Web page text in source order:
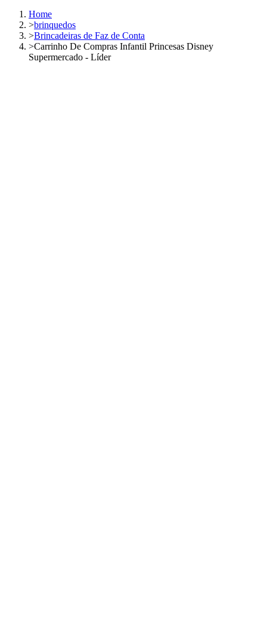
Home
>brinquedos
>Brincadeiras de Faz de Conta
>Carrinho De Compras Infantil Princesas Disney
Supermercado - Líder